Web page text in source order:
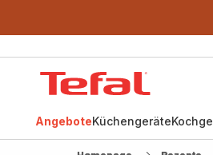
AngeboteKüchengeräte